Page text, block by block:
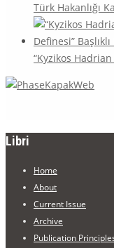
Türk Hakanlığı
“Kyzikos Hadrian
Libri
Home
About
Current Issue
Archive
Publication